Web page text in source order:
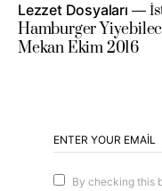
Lezzet Dosyaları
Hamburger
Mekan Ekim 2016
By checking this